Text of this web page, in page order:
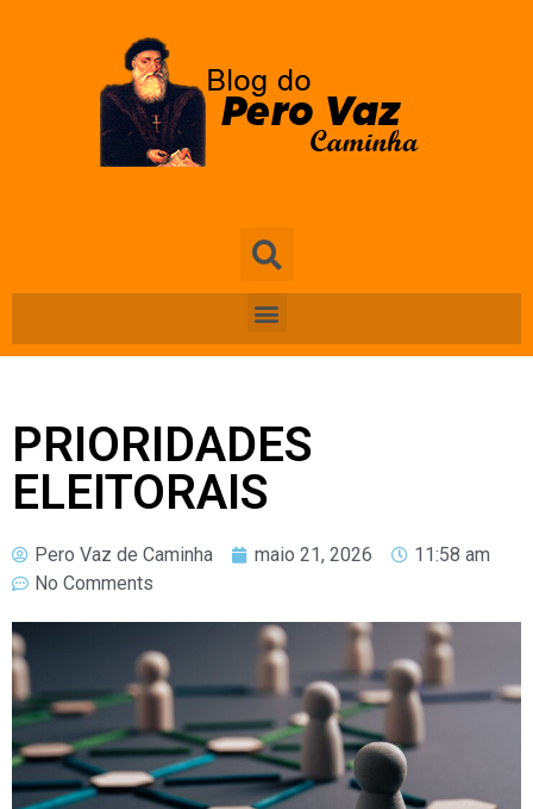
PRIORIDADES
ELEITORAIS
Pero Vaz de Caminha maio 21, 2026
11:58 am
No Comments